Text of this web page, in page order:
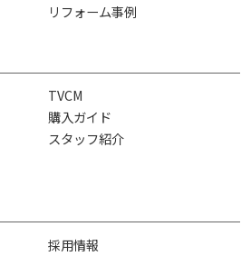
リフォーム事例
TVCM
購入ガイド
スタッフ紹介
採用情報